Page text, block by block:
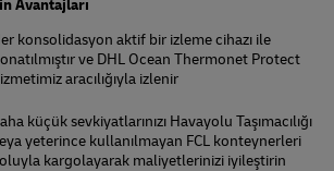
Avantajları
konsolidasyon aktif bir izleme cihazı ile
ve DHL Ocean Thermonet Protect
aracılığıyla izlenir
küçük sevkiyatlarınızı Havayolu Taşımacılığı
yeterince kullanılmayan FCL konteynerleri
kargolayarak maliyetlerinizi iyileştirin